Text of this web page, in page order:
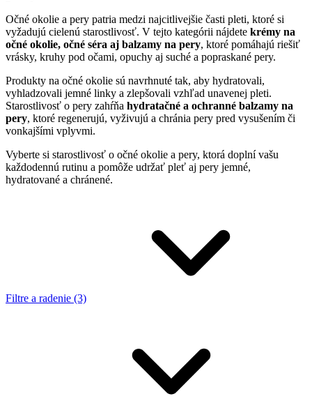
Očné okolie a pery patria medzi najcitlivejšie časti pleti, ktoré si
vyžadujú cielenú starostlivosť. V tejto kategórii nájdete krémy na
očné okolie, očné séra aj balzamy na pery, ktoré pomáhajú riešiť
vrásky, kruhy pod očami, opuchy aj suché a popraskané pery.
Produkty na očné okolie sú navrhnuté tak, aby hydratovali,
vyhladzovali jemné linky a zlepšovali vzhľad unavenej pleti.
Starostlivosť o pery zahŕňa hydratačné a ochranné balzamy na
pery, ktoré regenerujú, vyživujú a chránia pery pred vysušením či
vonkajšími vplyvmi.
Vyberte si starostlivosť o očné okolie a pery, ktorá doplní vašu
každodennú rutinu a pomôže udržať pleť aj pery jemné,
hydratované a chránené.
Filtre a radenie (3)